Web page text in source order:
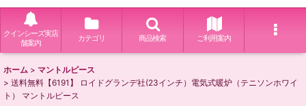
クインシーズ実店
舗案内
カテゴリ 商品検索 ご利用案内
ホーム > マントルピース
> 送料無料【6191】 ロイドグランデ社(23インチ）電気式暖炉（テニソンホワイ
ト） マントルピース